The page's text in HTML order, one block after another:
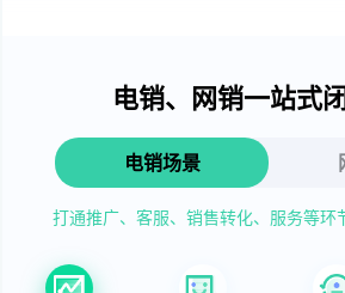
电销、网销一站式
电销场景
打通推广、客服、销售转化、服务等环